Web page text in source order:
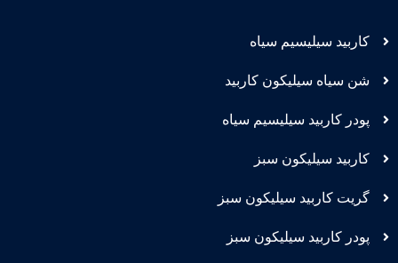
کاربید سیلیسیم سیاه
شن سیاه سیلیکون کاربید
پودر کاربید سیلیسیم سیاه
کاربید سیلیکون سبز
گریت کاربید سیلیکون سبز
پودر کاربید سیلیکون سبز